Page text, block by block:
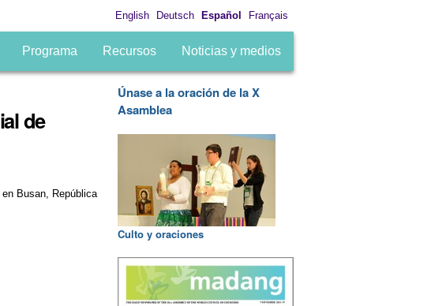
English Deutsch Español Français
Programa Recursos Noticias y medios
de
Busan, República
Únase a la oración de la X
Asamblea
Culto y oraciones